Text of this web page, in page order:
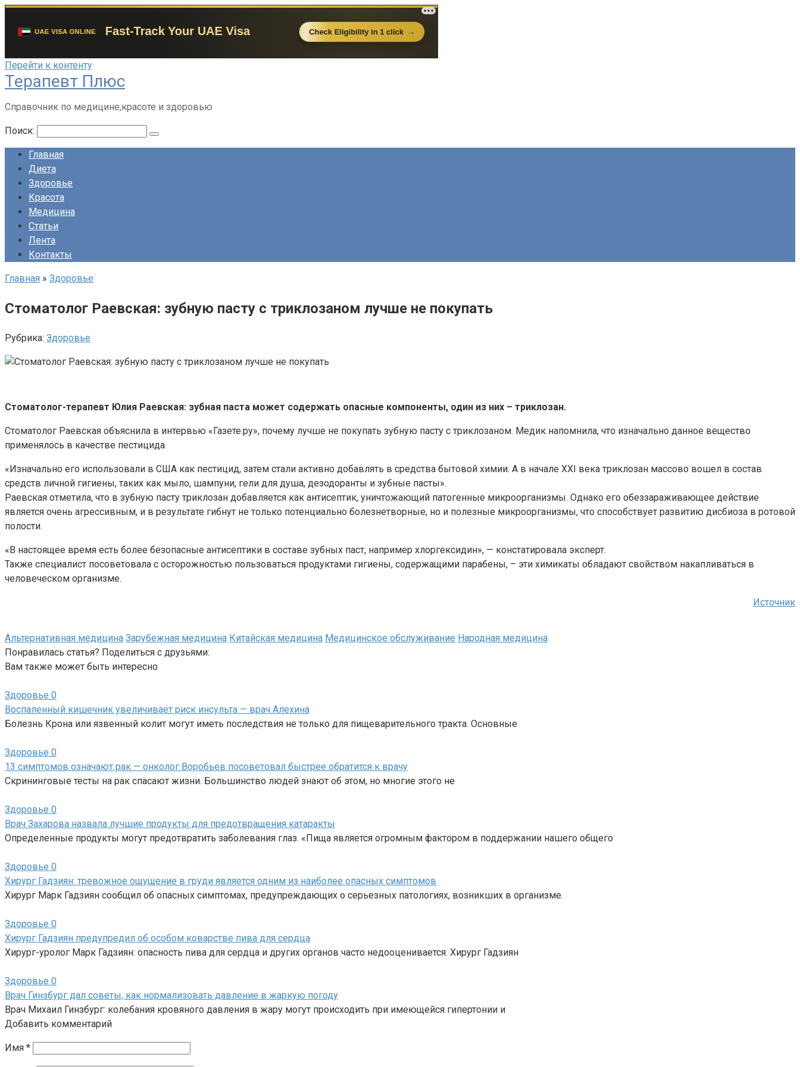
Перейти к контенту
Терапевт Плюс
Справочник по медицине,красоте и здоровью
Поиск:
Главная
Диета
Здоровье
Красота
Медицина
Статьи
Лента
Контакты
Главная » Здоровье
Стоматолог Раевская: зубную пасту с триклозаном лучше не покупать
Рубрика: Здоровье
Стоматолог-терапевт Юлия Раевская: зубная паста может содержать опасные компоненты, один из них – триклозан.
Стоматолог Раевская объяснила в интервью «Газете.ру», почему лучше не покупать зубную пасту с триклозаном. Медик напомнила, что изначально данное вещество
применялось в качестве пестицида.
«Изначально его использовали в США как пестицид, затем стали активно добавлять в средства бытовой химии. А в начале XXI века триклозан массово вошел в состав
средств личной гигиены, таких как мыло, шампуни, гели для душа, дезодоранты и зубные пасты».
Раевская отметила, что в зубную пасту триклозан добавляется как антисептик, уничтожающий патогенные микроорганизмы. Однако его обеззараживающее действие
является очень агрессивным, и в результате гибнут не только потенциально болезнетворные, но и полезные микроорганизмы, что способствует развитию дисбиоза в ротовой
полости.
«В настоящее время есть более безопасные антисептики в составе зубных паст, например хлоргексидин», — констатировала эксперт.
Также специалист посоветовала с осторожностью пользоваться продуктами гигиены, содержащими парабены, – эти химикаты обладают свойством накапливаться в
человеческом организме.
Источник
Альтернативная медицина Зарубежная медицина Китайская медицина Медицинское обслуживание Народная медицина
Понравилась статья? Поделиться с друзьями:
Вам также может быть интересно
Здоровье 0
Воспаленный кишечник увеличивает риск инсульта — врач Алехина
Болезнь Крона или язвенный колит могут иметь последствия не только для пищеварительного тракта. Основные
Здоровье 0
13 симптомов означают рак — онколог Воробьев посоветовал быстрее обратится к врачу
Скрининговые тесты на рак спасают жизни. Большинство людей знают об этом, но многие этого не
Здоровье 0
Врач Захарова назвала лучшие продукты для предотвращения катаракты
Определенные продукты могут предотвратить заболевания глаз. «Пища является огромным фактором в поддержании нашего общего
Здоровье 0
Хирург Гадзиян: тревожное ощущение в груди является одним из наиболее опасных симптомов
Хирург Марк Гадзиян сообщил об опасных симптомах, предупреждающих о серьезных патологиях, возникших в организме.
Здоровье 0
Хирург Гадзиян предупредил об особом коварстве пива для сердца
Хирург-уролог Марк Гадзиян: опасность пива для сердца и других органов часто недооценивается. Хирург Гадзиян
Здоровье 0
Врач Гинзбург дал советы, как нормализовать давление в жаркую погоду
Врач Михаил Гинзбург: колебания кровяного давления в жару могут происходить при имеющейся гипертонии и
Добавить комментарий
Имя *